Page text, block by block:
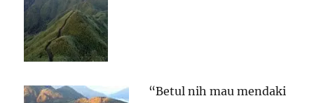
“Betul nih mau mendaki